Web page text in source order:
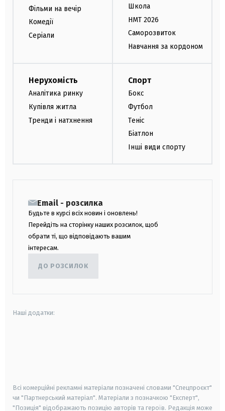
Фільми на вечір
Комедії
Серіали
Школа
НМТ 2026
Саморозвиток
Навчання за кордоном
Нерухомість
Аналітика ринку
Купівля житла
Тренди і натхнення
Спорт
Бокс
Футбол
Теніс
Біатлон
Інші види спорту
Email - розсилка
Будьте в курсі всіх новин і оновлень!
Перейдіть на сторінку наших розсилок, щоб
обрати ті, що відповідають вашим
інтересам.
ДО РОЗСИЛОК
Наші додатки:
Всі комерційні рекламні матеріали позначені словами "Спецпроєкт"
чи "Партнерський матеріал". Матеріали з позначкою "Експерт",
"Позиція" відображають позицію авторів та героїв. Редакція може